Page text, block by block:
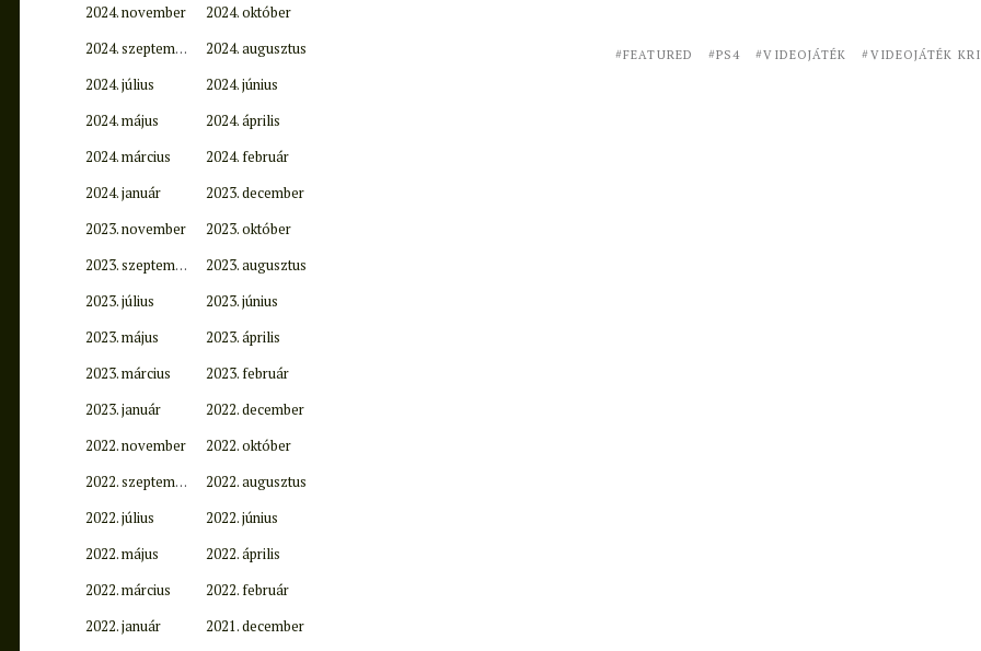
FEATURED PS4 VIDEOJÁTÉK VIDEOJÁTÉK
2024. november
2024. október
2024. szeptember
2024. augusztus
2024. július
2024. június
2024. május
2024. április
2024. március
2024. február
2024. január
2023. december
2023. november
2023. október
2023. szeptember
2023. augusztus
2023. július
2023. június
2023. május
2023. április
2023. március
2023. február
2023. január
2022. december
2022. november
2022. október
2022. szeptember
2022. augusztus
2022. július
2022. június
2022. május
2022. április
2022. március
2022. február
2022. január
2021. december